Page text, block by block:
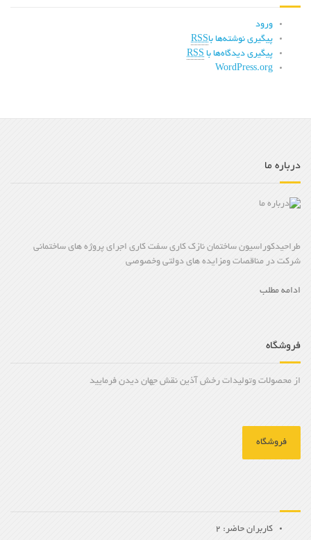
ورود
پیگیری نوشته‌ها باRSS
پیگیری دیدگاه‌ها با RSS
WordPress.org
درباره ما
طراحیدکوراسیون ساختمان نازک کاری سفت کاری اجرای پروژه های ساختمانی
شرکت در مناقصات ومزایده های دولتی وخصوصی
ادامه مطلب
فروشگاه
از محصولات وتولیدات رخش آذین نقش جهان دیدن فرمایید
فروشگاه
کاربران حاضر: 2